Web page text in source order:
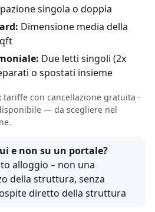
singola o doppia
Dimensione media della
Due letti singoli (2x
o spostati insieme
tariffe con cancellazione gratuita ·
— da scegliere nel
e non su un portale?
alloggio – non una
della struttura, senza
diretto della struttura